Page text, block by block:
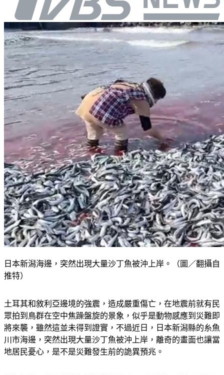
推特）
眾拍到鳥群在空中焦躁盤旋的景象，似乎是動物感應到災難即
將來襲，雖然這並未得到證實，不過近日，日本新潟縣的糸魚
川市海邊，突然出現大量沙丁魚被沖上岸，離奇的畫面也讓當
地居民憂心，是不是災難發生前的詭異預兆。